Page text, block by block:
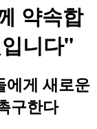
약속합
니다"
에게 새로운
구한다